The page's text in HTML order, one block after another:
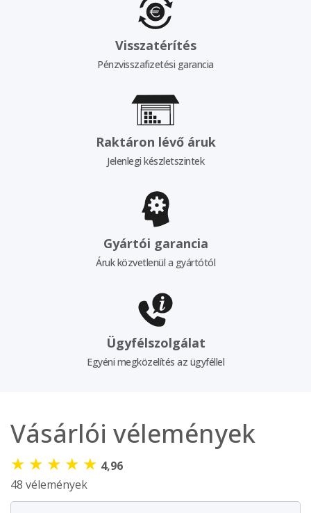
Visszatérítés
Pénzvisszafizetési garancia
Raktáron lévő áruk
Jelenlegi készletszintek
Gyártói garancia
Áruk közvetlenül a gyártótól
Ügyfélszolgálat
Egyéni megközelítés az ügyféllel
Vásárlói vélemények
★ ★ ★ ★ ★ 4,96
48 vélemények